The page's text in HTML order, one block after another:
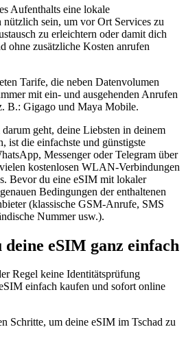
Aufenthalts eine lokale
sein, um vor Ort Services zu
zu erleichtern oder damit dich
ohne zusätzliche Kosten anrufen
Tarife, die neben Datenvolumen
mit ein- und ausgehenden Anrufen
B.: Gigago und Maya Mobile.
geht, deine Liebsten in deinem
ist die einfachste und günstigste
Messenger oder Telegram über
kostenlosen WLAN-Verbindungen
Bevor du eine eSIM mit lokaler
Bedingungen der enthaltenen
(klassische GSM-Anrufe, SMS
Nummer usw.).
eSIM ganz einfach
Regel keine Identitätsprüfung
einfach kaufen und sofort online
Schritte, um deine eSIM im Tschad zu